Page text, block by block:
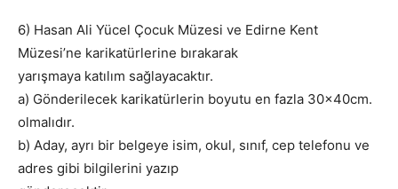
6) Hasan Ali Yücel Çocuk Müzesi ve Edirne Kent
Müzesi’ne karikatürlerine bırakarak
yarışmaya katılım sağlayacaktır.
a) Gönderilecek karikatürlerin boyutu en fazla 30x40cm.
olmalıdır.
b) Aday, ayrı bir belgeye isim, okul, sınıf, cep telefonu ve
adres gibi bilgilerini yazıp